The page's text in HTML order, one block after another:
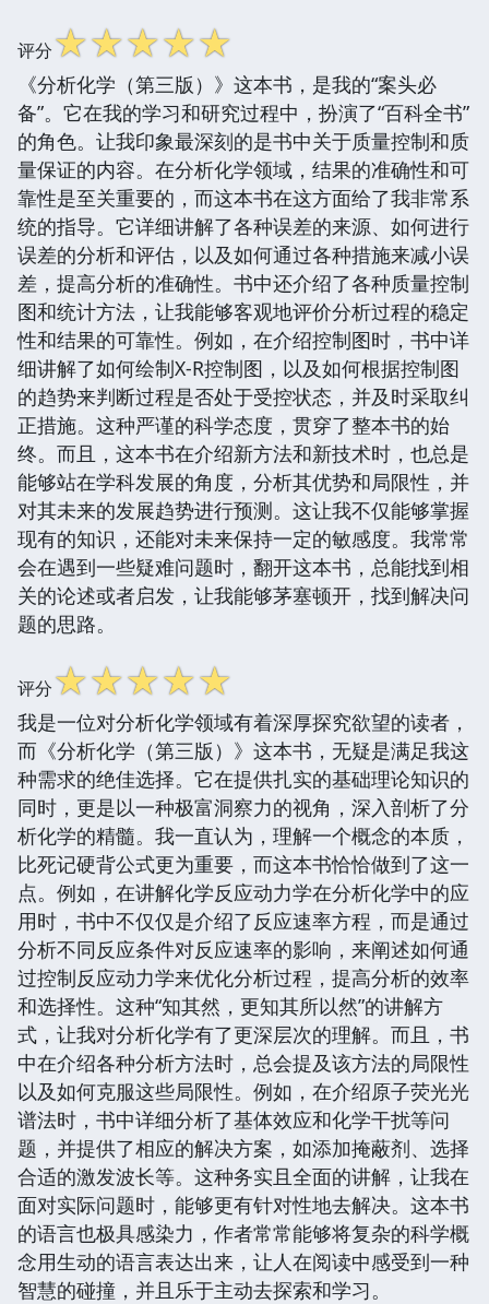
评分☆☆☆☆☆
《分析化学（第三版）》这本书，是我的“案头必
备”。它在我的学习和研究过程中，扮演了“百科全书”
的角色。让我印象最深刻的是书中关于质量控制和质
量保证的内容。在分析化学领域，结果的准确性和可
靠性是至关重要的，而这本书在这方面给了我非常系
统的指导。它详细讲解了各种误差的来源、如何进行
误差的分析和评估，以及如何通过各种措施来减小误
差，提高分析的准确性。书中还介绍了各种质量控制
图和统计方法，让我能够客观地评价分析过程的稳定
性和结果的可靠性。例如，在介绍控制图时，书中详
细讲解了如何绘制X-R控制图，以及如何根据控制图
的趋势来判断过程是否处于受控状态，并及时采取纠
正措施。这种严谨的科学态度，贯穿了整本书的始
终。而且，这本书在介绍新方法和新技术时，也总是
能够站在学科发展的角度，分析其优势和局限性，并
对其未来的发展趋势进行预测。这让我不仅能够掌握
现有的知识，还能对未来保持一定的敏感度。我常常
会在遇到一些疑难问题时，翻开这本书，总能找到相
关的论述或者启发，让我能够茅塞顿开，找到解决问
题的思路。
评分☆☆☆☆☆
我是一位对分析化学领域有着深厚探究欲望的读者，
而《分析化学（第三版）》这本书，无疑是满足我这
种需求的绝佳选择。它在提供扎实的基础理论知识的
同时，更是以一种极富洞察力的视角，深入剖析了分
析化学的精髓。我一直认为，理解一个概念的本质，
比死记硬背公式更为重要，而这本书恰恰做到了这一
点。例如，在讲解化学反应动力学在分析化学中的应
用时，书中不仅仅是介绍了反应速率方程，而是通过
分析不同反应条件对反应速率的影响，来阐述如何通
过控制反应动力学来优化分析过程，提高分析的效率
和选择性。这种“知其然，更知其所以然”的讲解方
式，让我对分析化学有了更深层次的理解。而且，书
中在介绍各种分析方法时，总会提及该方法的局限性
以及如何克服这些局限性。例如，在介绍原子荧光光
谱法时，书中详细分析了基体效应和化学干扰等问
题，并提供了相应的解决方案，如添加掩蔽剂、选择
合适的激发波长等。这种务实且全面的讲解，让我在
面对实际问题时，能够更有针对性地去解决。这本书
的语言也极具感染力，作者常常能够将复杂的科学概
念用生动的语言表达出来，让人在阅读中感受到一种
智慧的碰撞，并且乐于主动去探索和学习。